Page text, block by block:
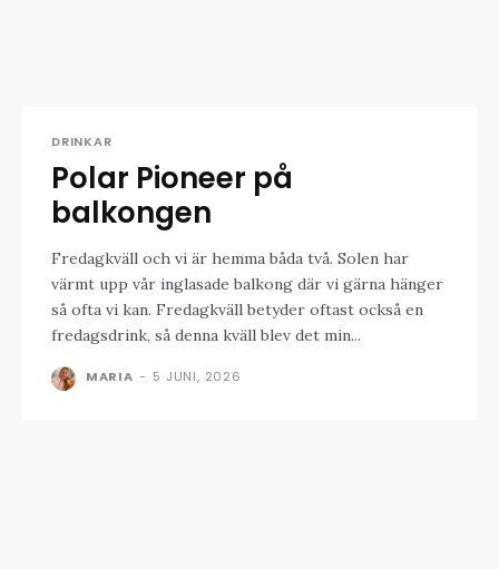
DRINKAR
Polar Pioneer på
balkongen
Fredagkväll och vi är hemma båda två. Solen har
värmt upp vår inglasade balkong där vi gärna hänger
så ofta vi kan. Fredagkväll betyder oftast också en
fredagsdrink, så denna kväll blev det min...
MARIA - 5 JUNI, 2026